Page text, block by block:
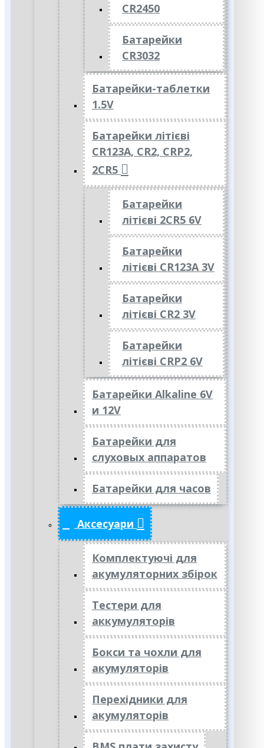
CR2450
Батарейки
CR3032
Батарейки-таблетки
1.5V
Батарейки літієві
CR123A, CR2, CRP2,
2CR5
Батарейки
літієві 2CR5 6V
Батарейки
літієві CR123A 3V
Батарейки
літієві CR2 3V
Батарейки
літієві CRP2 6V
Батарейки Alkaline 6V
и 12V
Батарейки для
слуховых аппаратов
Батарейки для часов
Аксесуари
Комплектуючі для
акумуляторних збірок
Тестери для
аккумуляторів
Бокси та чохли для
акумуляторів
Перехідники для
акумуляторів